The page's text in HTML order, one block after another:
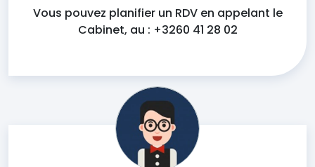
Vous pouvez planifier un RDV en appelant le
Cabinet, au : +3260 41 28 02